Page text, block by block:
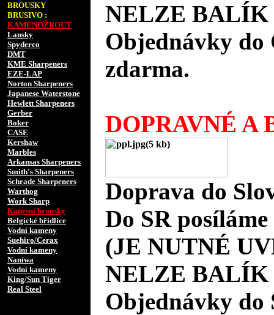
BROUSKY
BRUSIVO :
KAMENOŽROUT
Lansky
Spyderco
DMT
KME Sharpeners
EZE-LAP
Norton Sharpeners
Japanese Waterstone
Hewlett Sharpeners
Gerber
Boker
CASE
Kershaw
Marbles
Arkansas Sharpeners
Smith's Sharpeners
Schrade Sharpeners
Warthog
Work Sharp
Kapesní brousky
Belgické břidlice
Vodní kameny
Suehiro/Cerax
Vodní kameny
Naniwa
Vodní kameny
King/Sun Tiger
Real Steel
NELZE BALÍK
Objednávky do
zdarma.
DOPRAVNÉ A
Doprava do
Do SR
(JE NUTNÉ
NELZE BALÍK
Objednávky do